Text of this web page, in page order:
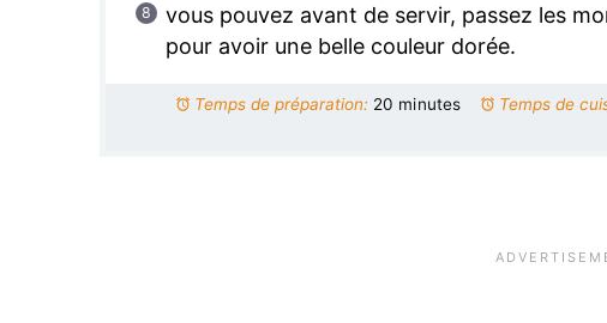
vous pouvez avant de servir, passez les
pour avoir une belle couleur dorée.
Temps de préparation: 20 minutes Temps de